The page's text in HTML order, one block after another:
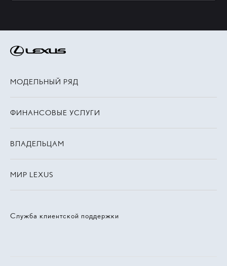
Служба клиентской поддержки
МОДЕЛЬНЫЙ РЯД
ФИНАНСОВЫЕ УСЛУГИ
ВЛАДЕЛЬЦАМ
МИР LEXUS